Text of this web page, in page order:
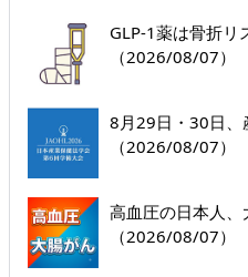
GLP-1薬は骨折リ
（2026/08/07）
8月29日・30日、
（2026/08/07）
高血圧の日本人
（2026/08/07）